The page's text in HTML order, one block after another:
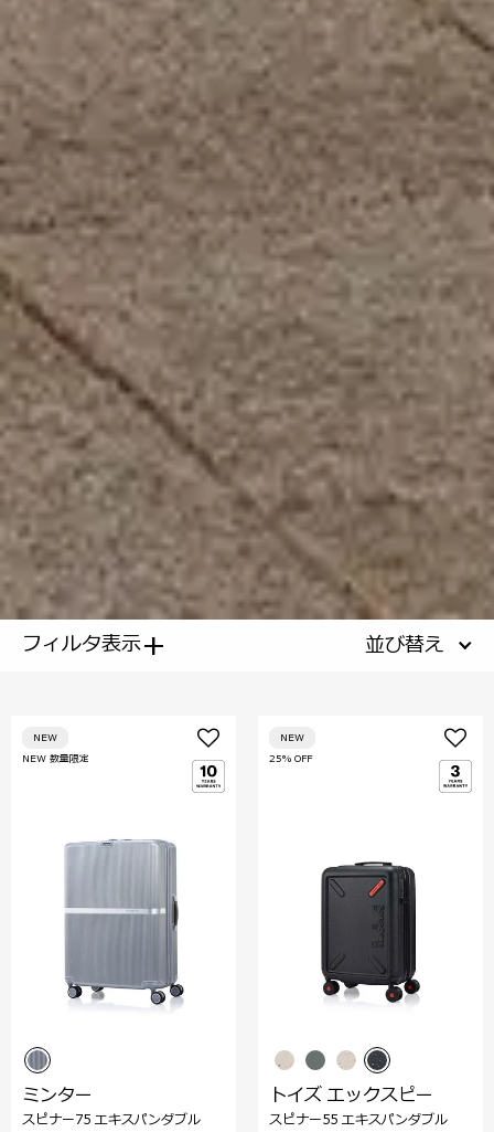
フィルタ表示+ 並び替え
NEW 数量限定
NEW
ミンター
スピナー75 エキスパンダブル
25% OFF
NEW
トイズ エックスピー
スピナー55 エキスパンダブル